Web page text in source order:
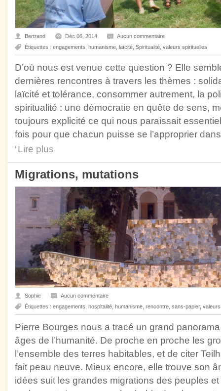
Bertrand Déc 06, 2014
Aucun commentaire
Étiquettes : engagements humanisme laïcité Spiritualité valeurs spirituelles
D’où nous est venue cette question ? Elle
dernières rencontres à travers les thèmes :
laïcité et tolérance, consommer autrement, la
spiritualité : une démocratie en quête de sens,
toujours explicité ce qui nous paraissait
fois pour que chacun puisse se l’approprier
Lire plus
Migrations, mutations
Sophie
Aucun commentaire
Étiquettes : engagements hospitalité humanisme rencontre sans-papier,
Pierre Bourges nous a tracé un grand
âges de l’humanité. De proche en proche les
l’ensemble des terres habitables, et de citer
fait peau neuve. Mieux encore, elle trouve son
idées suit les grandes migrations des peuples